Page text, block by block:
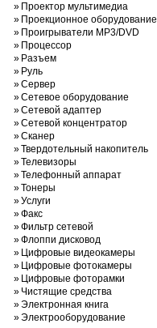
» Проектор мультимедиа
» Проекционное оборудование
» Проигрыватели MP3/DVD
» Процессор
» Разъем
» Руль
»Сервер
»Сетевое оборудование
»Сетевой адаптер
»Сетевой концентратор
»Сканер
»Твердотельный накопитель
»Телевизоры
»Телефонный аппарат
»Тонеры
»Услуги
»Факс
»Фильтр сетевой
»Флоппи дисковод
» Цифровые видеокамеры
» Цифровые фотокамеры
» Цифровые фоторамки
» Чистящие средства
»Электронная книга
»Электрооборудование